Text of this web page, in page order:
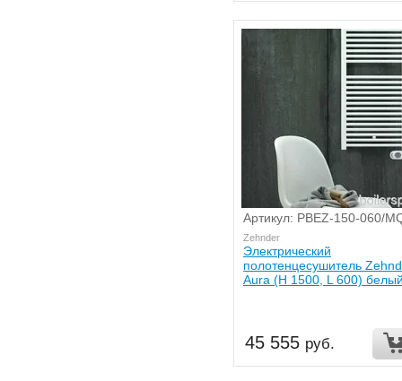
Артикул: PBEZ-150-060/
Zehnder
Электрический
полотенцесушитель
Aura (H 1500, L 600)
45 555 руб.